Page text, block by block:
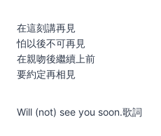
在這刻講再見
怕以後不可再見
在親吻後繼續上前
要約定再相見
Will (not) see you soon.歌詞